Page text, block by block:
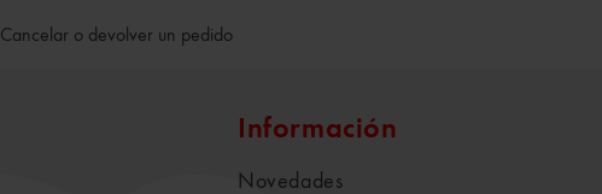
Cancelar o devolver un pedido
Información
Novedades